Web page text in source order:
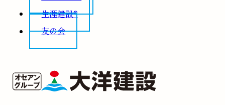
生涯建設®
友の会